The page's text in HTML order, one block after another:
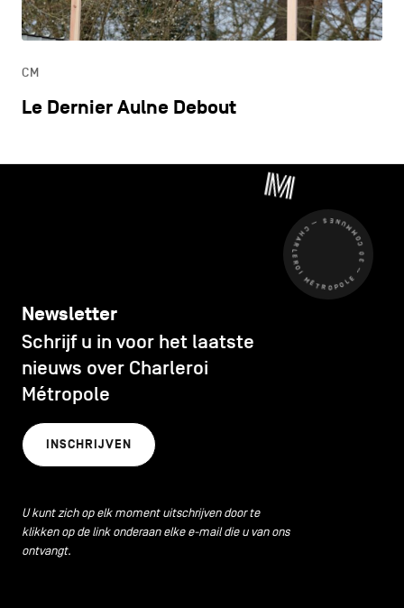
ONDERWIJS
CM
Le Dernier Aulne Debout
CHARLEROI MÉTROPOLE — 30 COMMUNES —
Newsletter
Schrijf u in voor het laatste
nieuws over Charleroi
Métropole
INSCHRIJVEN
U kunt zich op elk moment uitschrijven door te
klikken op de link onderaan elke e-mail die u van ons
ontvangt.